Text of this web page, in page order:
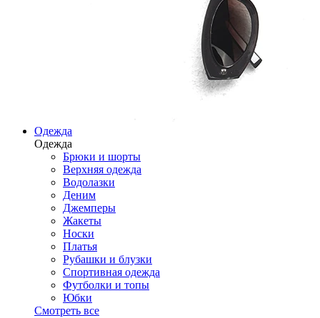
Одежда
Одежда
Брюки и шорты
Верхняя одежда
Водолазки
Деним
Джемперы
Жакеты
Носки
Платья
Рубашки и блузки
Спортивная одежда
Футболки и топы
Юбки
Смотреть все